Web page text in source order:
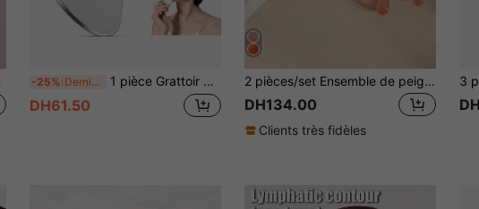
-25% Derniers 3 jours 1 pièce Grattoir de palette de maquillage en acier inoxydable argenté de grande taille, conçu pour la stimulation de l'acupuncture et le soulagement de la fatigue, outil de massage Gua Sha pour le visage et le corps, applicateur de maquillage, produit de soins de beauté, spa, soins personnels, outil de soins de la peau, soins du visage, fournitures d'esthéticienne, massage, outil de massage facial, rouleau facial
DH61.50
2 pièces/set Ensemble de peignes de massage du visage, grattoir Gua Sha en cristal et résine, outil de massage de la tête et du visage, produits de beauté, de soins de la peau, de spa, d'auto-soins, d'outils de soins de la peau, de soins du visage, de fournitures d'esthéticienne, de massage, d'outil de massage du visage, de rouleau pour le visage
DH134.00
Clients très fidèles